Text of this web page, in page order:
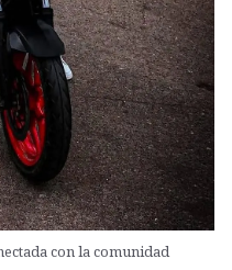
con la comunidad